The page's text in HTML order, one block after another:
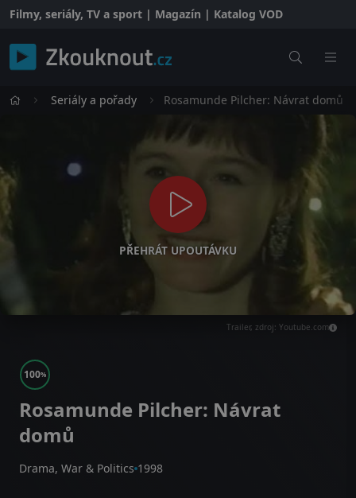
Filmy, seriály, TV a sport | Magazín | Katalog VOD
Seriály a pořady Rosamunde Pilcher: Návrat domů
PŘEHRÁT UPOUTÁVKU
Trailer, zdroj: Youtube.com
100%
Rosamunde Pilcher: Návrat
domů
Drama, War & Politics 1998